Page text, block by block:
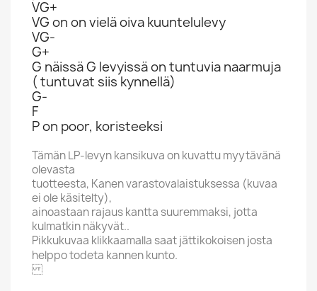
VG+
VG on on vielä oiva kuuntelulevy
VG-
G+
G näissä G levyissä on tuntuvia naarmuja
( tuntuvat siis kynnellä)
G-
F
P on poor, koristeeksi
Tämän LP-levyn kansikuva on kuvattu myytävänä
olevasta
tuotteesta, Kanen varastovalaistuksessa (kuvaa
ei ole käsitelty),
ainoastaan rajaus kantta suuremmaksi, jotta
kulmatkin näkyvät..
Pikkukuvaa klikkaamalla saat jättikokoisen josta
helppo todeta kannen kunto.